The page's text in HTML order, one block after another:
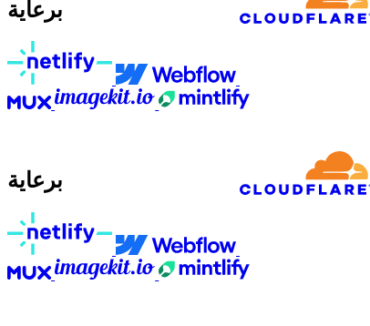
برعاية
برعاية